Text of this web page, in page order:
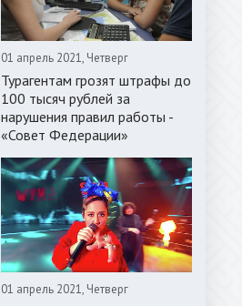
-- Лучшее, что можно сделать с
хорошим советом, это пропустить его
мимо ушей. Он никогда не бывает
полезен никому, кроме того, кто его
дал.
-- Люблю давать советы и очень не
люблю, когда их дают мне.
01 апрель 2021, Четверг
Турагентам грозят штрафы до
100 тысяч рублей за
нарушения правил работы -
«Совет Федерации»
01 апрель 2021, Четверг